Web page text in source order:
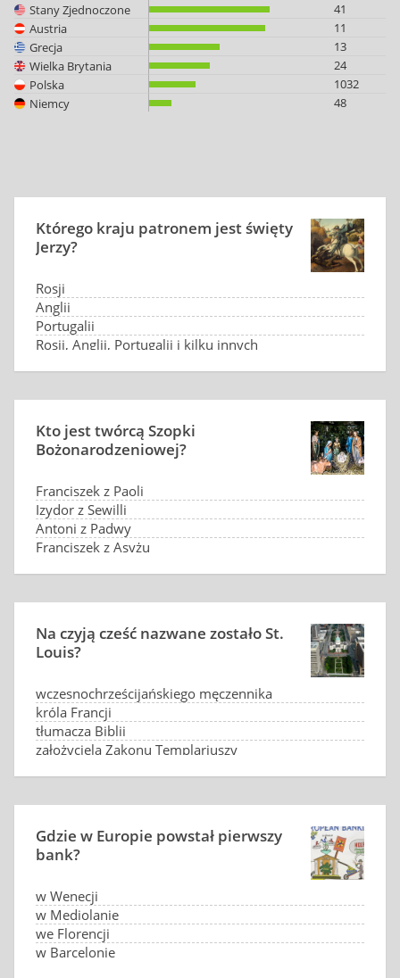
Stany Zjednoczone
41
Austria
11
Grecja
13
Wielka Brytania
24
Polska
1032
Niemcy
48
Którego kraju patronem jest święty
Jerzy?
Rosji
Anglii
Portugalii
Rosji, Anglii, Portugalii i kilku innych
Kto jest twórcą Szopki
Bożonarodzeniowej?
Franciszek z Paoli
Izydor z Sewilli
Antoni z Padwy
Franciszek z Asyżu
Na czyją cześć nazwane zostało St.
Louis?
wczesnochrześcijańskiego męczennika
króla Francji
tłumacza Biblii
założyciela Zakonu Templariuszy
Gdzie w Europie powstał pierwszy
bank?
w Wenecji
w Mediolanie
we Florencji
w Barcelonie